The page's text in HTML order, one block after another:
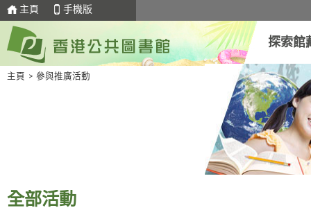
主頁 手機版
探索館
主頁 > 參與推廣活動
全部活動